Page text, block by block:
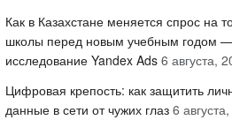
Как в Казахстане меняется спрос на
школы перед новым учебным годом —
исследование Yandex Ads 6 августа,
Цифровая крепость: как защитить
данные в сети от чужих глаз 6